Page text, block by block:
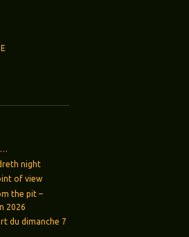
night
of view
the pit –
2026
du dimanche 7